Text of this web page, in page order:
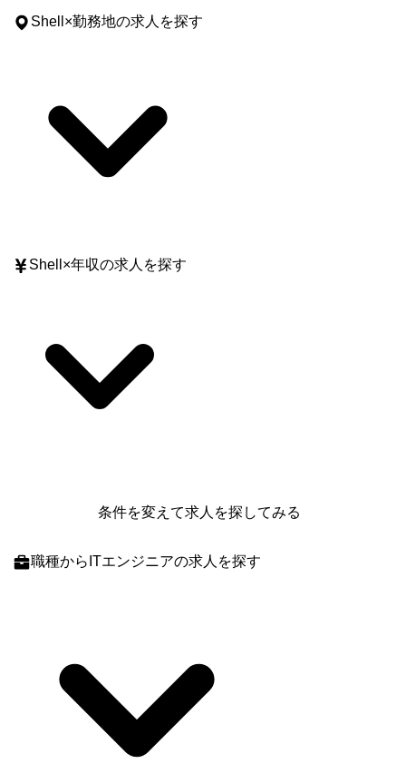
Shell ×勤務地の求人を探す
Shell ×年収の求人を探す
条件を変えて求人を探してみる
職種からITエンジニアの求人を探す